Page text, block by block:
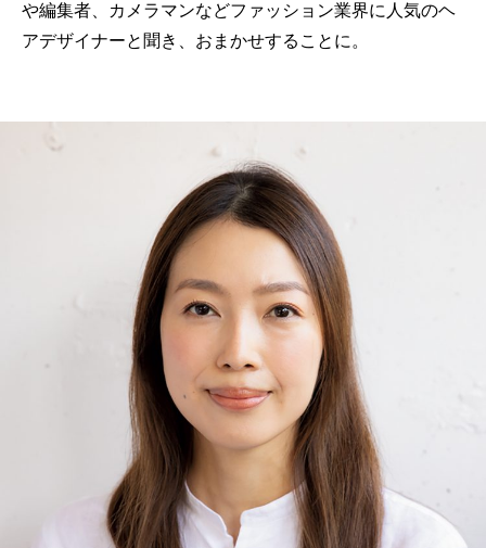
や編集者、カメラマンなどファッション業界に人気のヘ
アデザイナーと聞き、おまかせすることに。